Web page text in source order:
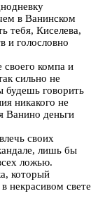
в Ванинском
тебя, Киселева,
и голословно
своего компа и
сильно не
будешь говорить
никакого не
Ванино деньги
своих
лишь бы
ложью.
который
некрасивом свете